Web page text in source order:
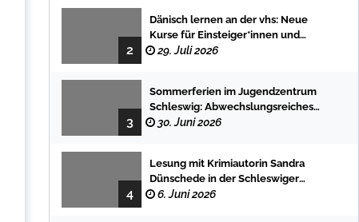
2
Dänisch lernen an der vhs: Neue
Kurse für Einsteiger*innen und
Fortgeschrittene
29. Juli 2026
3
Sommerferien im Jugendzentrum
Schleswig: Abwechslungsreiches
Programm für Kinder und Jugendliche
30. Juni 2026
4
Lesung mit Krimiautorin Sandra
Dünschede in der Schleswiger
Stadtbücherei
6. Juni 2026